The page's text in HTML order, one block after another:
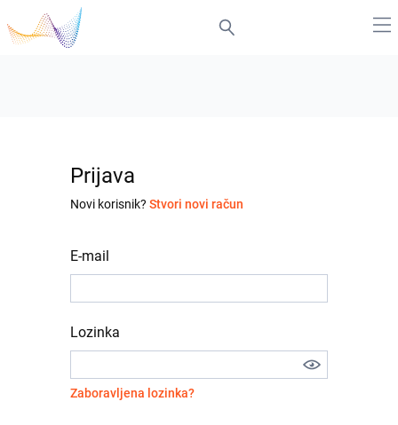
Prijava
Novi korisnik? Stvori novi račun
E-mail
Lozinka
Zaboravljena lozinka?